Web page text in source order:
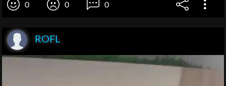
0 0 0
ROFL